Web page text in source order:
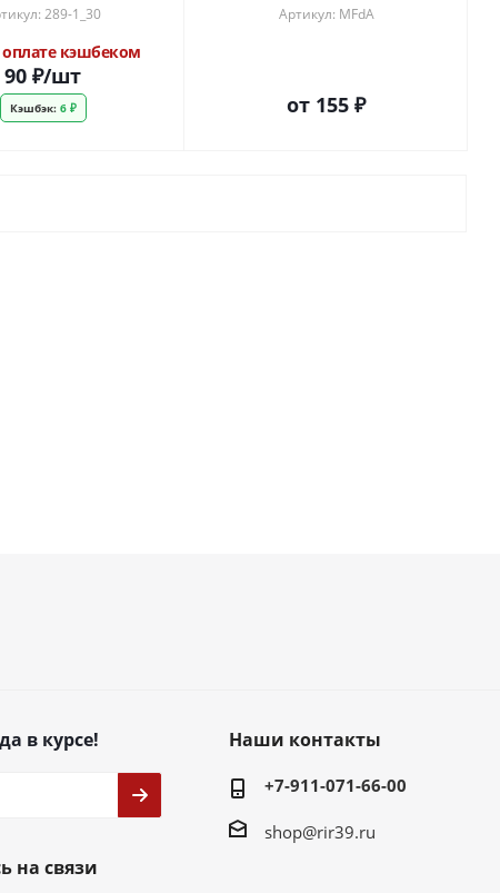
289-1_30
кэшбеком
90 ₽/шт
Кэшбэк:6 ₽
Артикул: MFdA
от 155 ₽
в курсе!
на связи
Наши контакты
+7-911-071-66-00
shop@rir39.ru